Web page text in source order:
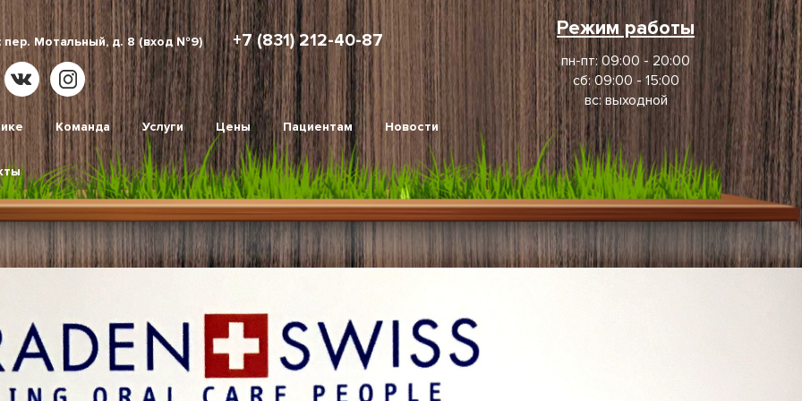
пер. Мотальный, д. 8 (вход №9) +7 (831) 212-40-87
Команда Услуги Цены Пациентам Новости
Режим работы
пн-пт: 09:00 - 20:00
сб: 09:00 - 15:00
вс: выходной